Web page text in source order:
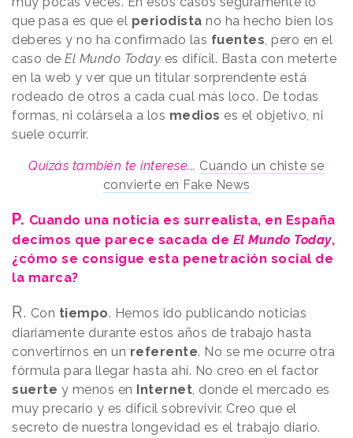
que pasa es que el periodista no ha hecho bien los
deberes y no ha confirmado las fuentes, pero en el
caso de El Mundo Today es difícil. Basta con meterte
en la web y ver que un titular sorprendente está
rodeado de otros a cada cual más loco. De todas
formas, ni colársela a los medios es el objetivo, ni
suele ocurrir.
Quizás también te interese... Cuando un chiste se
convierte en Fake News
P. Cuando una noticia es surrealista, en España
decimos que parece sacada de El Mundo Today,
¿cómo se consigue esta penetración social de
la marca?
R. Con tiempo. Hemos ido publicando noticias
diariamente durante estos años de trabajo hasta
convertirnos en un referente. No se me ocurre otra
fórmula para llegar hasta ahí. No creo en el factor
suerte y menos en Internet, donde el mercado es
muy precario y es difícil sobrevivir. Creo que el
secreto de nuestra longevidad es el trabajo diario.